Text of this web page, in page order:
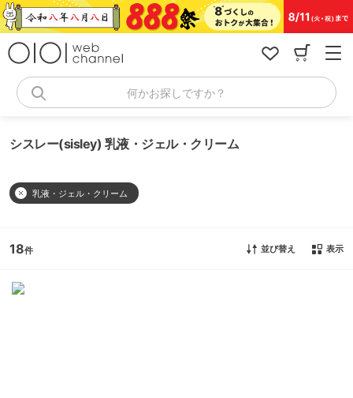
コ
ン
何かお探しですか？
シスレー(sisley) 乳液・ジェル・クリーム
乳液・ジェル・クリーム
18 並び替え 表示